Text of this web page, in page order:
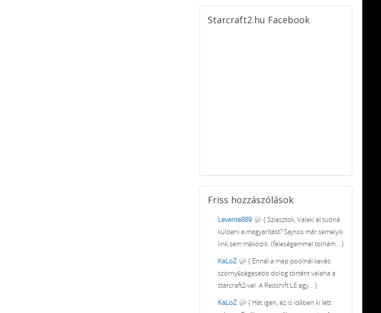
Starcraft2.hu Facebook
Friss hozzászólások
Levente889
{ Sziasztok, Valaki el tudná
küldeni a magyarítást? Sajnos már semelyik
link sem működik. (feleségemmel tolnám... }
KaLoZ
{ Ennél a map poolnál kevés
szörnyűségesebb dolog történt valaha a
starcraft2-vel. A Redshift LE egy... }
KaLoZ
{ Hát igen, ez is időben ki lett